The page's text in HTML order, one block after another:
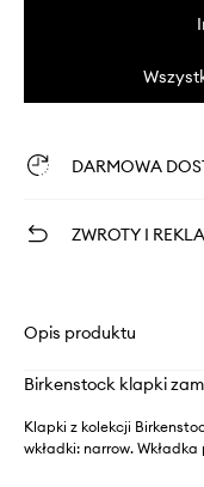
DARMOWA
ZWROTY I
Opis produktu
Birkenstock klapki
Klapki z kolekcji
wkładki: narrow.